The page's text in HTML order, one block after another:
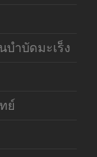
ำบัดมะเร็ง
ย์